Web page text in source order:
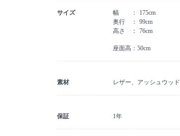
サイズ 幅
175cm
奥行
99cm
高さ
76cm
座面高：50cm
素材 レザー、アッシュウッド
保証 1年